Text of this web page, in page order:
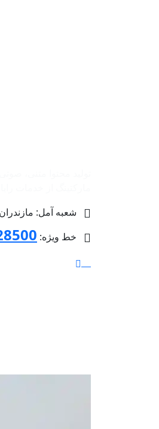
شعبه آمل: مازندران، آمل،
خط ویژه: 021